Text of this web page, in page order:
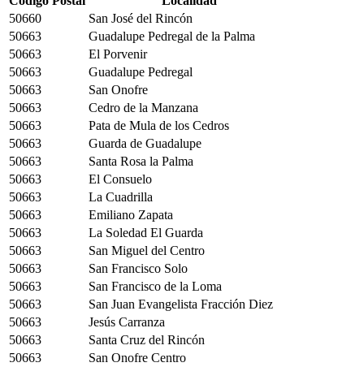
50660
San José del Rincón
50663
Guadalupe Pedregal de la Palma
50663
El Porvenir
50663
Guadalupe Pedregal
50663
San Onofre
50663
Cedro de la Manzana
50663
Pata de Mula de los Cedros
50663
Guarda de Guadalupe
50663
Santa Rosa la Palma
50663
El Consuelo
50663
La Cuadrilla
50663
Emiliano Zapata
50663
La Soledad El Guarda
50663
San Miguel del Centro
50663
San Francisco Solo
50663
San Francisco de la Loma
50663
San Juan Evangelista Fracción Diez
50663
Jesús Carranza
50663
Santa Cruz del Rincón
50663
San Onofre Centro